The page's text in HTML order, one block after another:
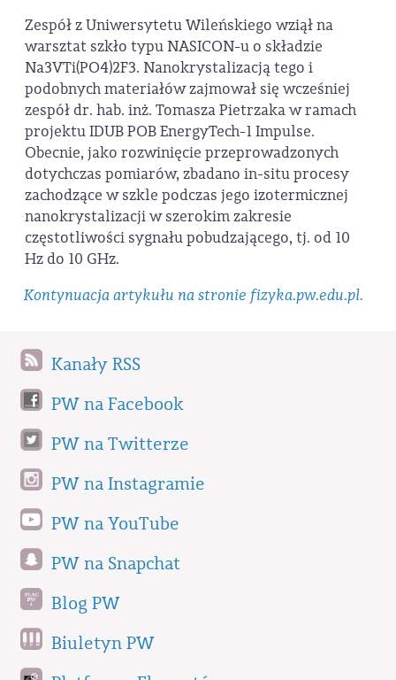
Zespół z Uniwersytetu Wileńskiego wziął na
warsztat szkło typu NASICON-u o składzie
Na3VTi(PO4)2F3. Nanokrystalizacją tego i
podobnych materiałów zajmował się wcześniej
zespół dr. hab. inż. Tomasza Pietrzaka w ramach
projektu IDUB POB EnergyTech-1 Impulse.
Obecnie, jako rozwinięcie przeprowadzonych
dotychczas pomiarów, zbadano in-situ procesy
zachodzące w szkle podczas jego izotermicznej
nanokrystalizacji w szerokim zakresie
częstotliwości sygnału pobudzającego, tj. od 10
Hz do 10 GHz.
Kontynuacja artykułu na stronie fizyka.pw.edu.pl.
Kanały RSS
PW na Facebook
PW na Twitterze
PW na Instagramie
PW na YouTube
PW na Snapchat
Blog PW
Biuletyn PW